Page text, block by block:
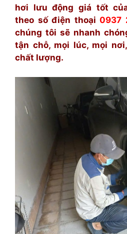
hơi lưu động giá tốt
theo số điện thoại 0937
chúng tôi sẽ nhanh
tận chỗ, mọi lúc, mọi
chất lượng.